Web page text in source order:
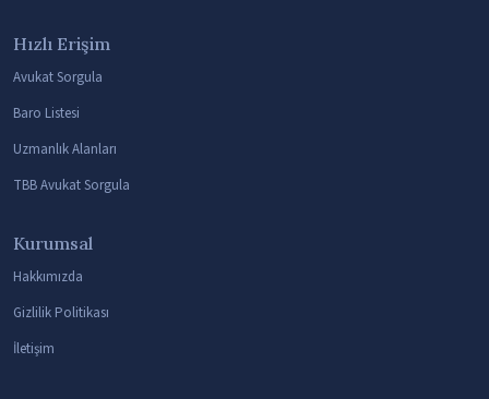
Hızlı Erişim
Avukat Sorgula
Baro Listesi
Uzmanlık Alanları
TBB Avukat Sorgula
Kurumsal
Hakkımızda
Gizlilik Politikası
İletişim